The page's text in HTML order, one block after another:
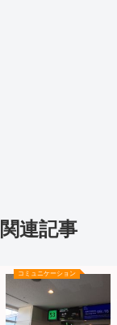
関連記事
コミュニケーション